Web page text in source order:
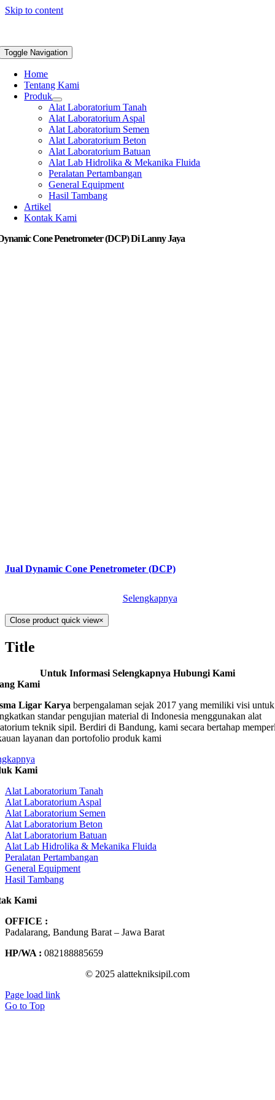
Skip to content
Toggle Navigation
Home
Tentang Kami
Produk
Alat Laboratorium Tanah
Alat Laboratorium Aspal
Alat Laboratorium Semen
Alat Laboratorium Beton
Alat Laboratorium Batuan
Alat Lab Hidrolika & Mekanika Fluida
Peralatan Pertambangan
General Equipment
Hasil Tambang
Artikel
Kontak Kami
Cone Penetrometer (DCP) Di Lanny Jaya
Jual Dynamic Cone Penetrometer (DCP)
Selengkapnya
Close product quick view×
Title
Untuk Informasi Selengkapnya Hubungi Kami
Kami
Ligar Karya berpengalaman sejak 2017 yang memiliki visi untuk
standar pengujian material di Indonesia menggunakan alat
teknik sipil. Berdiri di Bandung, kami secara bertahap
layanan dan portofolio produk kami
Kami
Alat Laboratorium Tanah
Alat Laboratorium Aspal
Alat Laboratorium Semen
Alat Laboratorium Beton
Alat Laboratorium Batuan
Alat Lab Hidrolika & Mekanika Fluida
Peralatan Pertambangan
General Equipment
Hasil Tambang
Kami
OFFICE :
Padalarang, Bandung Barat – Jawa Barat
HP/WA : 082188885659
© 2025 alattekniksipil.com
Page load link
Go to Top